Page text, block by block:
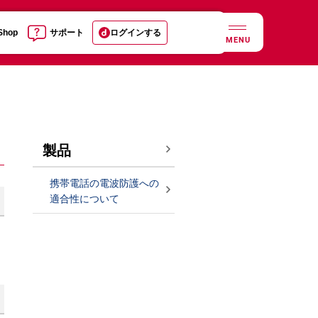
サポート ログインする
MENU
製品
携帯電話の電波防護への
適合性について